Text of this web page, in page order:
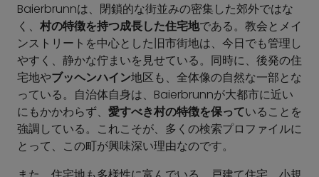
Baierbrunnは、閉鎖的な街並みの密集した郊外ではな
く、 村の特徴を持つ成長した住宅地である。教会とメイ
ンストリートを中心とした旧市街地は、今日でも管理し
やすく、静かな佇まいを見せている。同時に、後発の住
宅地やブッヘンハイン地区も、全体像の自然な一部とな
っている。自治体自身は、Baierbrunnが大都市に近い
にもかかわらず、 愛すべき村の特徴を保っていることを
強調している。これこそが、多くの検索プロファイルに
とって、この町が興味深い理由なのです。